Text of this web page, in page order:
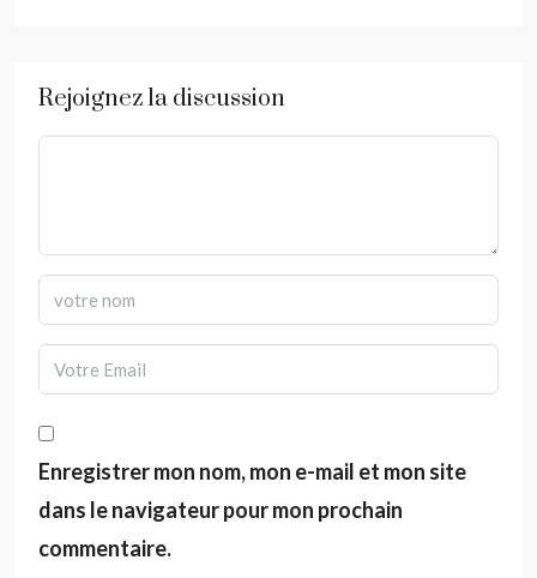
Rejoignez la discussion
Enregistrer mon nom, mon e-mail et mon site
dans le navigateur pour mon prochain
commentaire.